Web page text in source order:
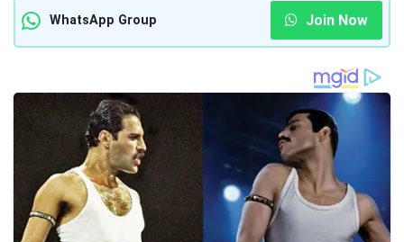
WhatsApp Group Join Now